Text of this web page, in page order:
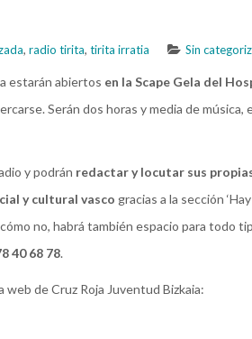
, radio tirita, tirita irratia Sin
estarán abiertos en la Scape Gela del
Serán dos horas y media de música,
y podrán redactar y locutar sus
y cultural vasco gracias a la sección
cómo no, habrá también espacio para todo
40 68 78.
de Cruz Roja Juventud Bizkaia: